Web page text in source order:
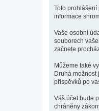
Toto prohlášení
informace
Vaše osobní
souborech
začnete
Můžeme také
Druhá možnost
příspěvků po
Váš účet bude
chráněny